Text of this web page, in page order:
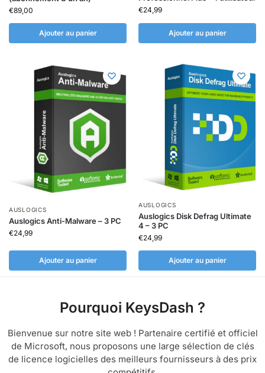
€89,00
Ajouter au panier
€24,99
Ajouter au panier
AUSLOGICS
Auslogics Anti-Malware – 3 PC
€24,99
Ajouter au panier
AUSLOGICS
Auslogics Disk Defrag Ultimate
4 – 3 PC
€24,99
Ajouter au panier
Pourquoi KeysDash ?
Bienvenue sur notre site web ! Partenaire certifié et officiel
de Microsoft, nous proposons une large sélection de clés
de licence logicielles des meilleurs fournisseurs à des prix